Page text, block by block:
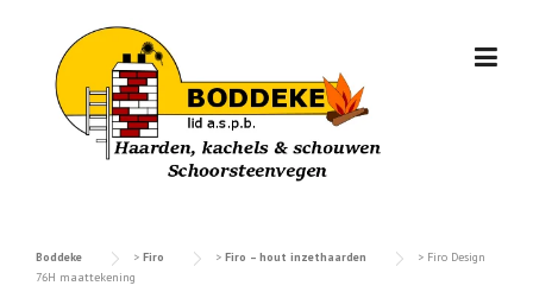
Boddeke > Firo > Firo – hout inzethaarden > Firo Design
76H maattekening